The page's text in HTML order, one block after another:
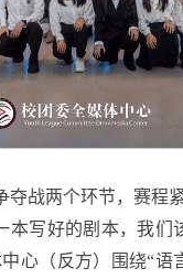
夺战两个环节，赛程
写好的剧本，我们
心（反方）围绕“语